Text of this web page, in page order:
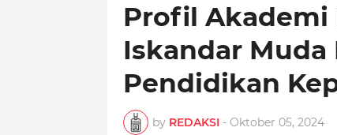
Profil Akademi
Iskandar Muda
Pendidikan
by REDAKSI - Oktober 05, 2024